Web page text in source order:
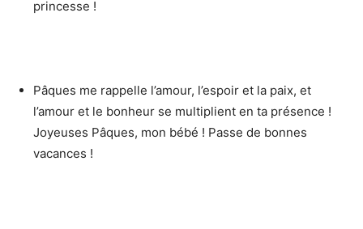
princesse !
Pâques me rappelle l’amour, l’espoir et la paix, et
l’amour et le bonheur se multiplient en ta présence !
Joyeuses Pâques, mon bébé ! Passe de bonnes
vacances !